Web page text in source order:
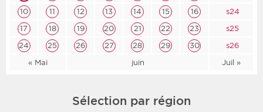
« Mai juin Juil »
10
11 12 13 14 15 16
s24
17
18 19 20 21 22 23
s25
24
25 26 27 28 29 30 s26
Sélection par région